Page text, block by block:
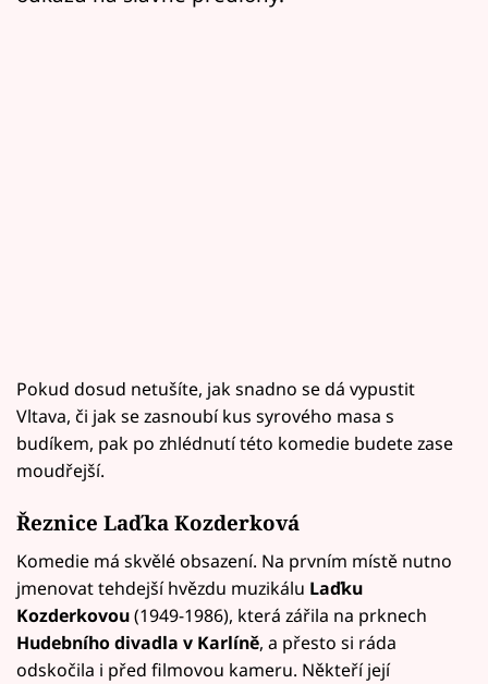
Pokud dosud netušíte, jak snadno se dá vypustit
Vltava, či jak se zasnoubí kus syrového masa s
budíkem, pak po zhlédnutí této komedie budete zase
moudřejší.
Řeznice Laďka Kozderková
Komedie má skvělé obsazení. Na prvním místě nutno
jmenovat tehdejší hvězdu muzikálu Laďku
Kozderkovou(1949-1986), která zářila na prknech
Hudebního divadla v Karlíně, a přesto si ráda
odskočila i před filmovou kameru. Někteří její